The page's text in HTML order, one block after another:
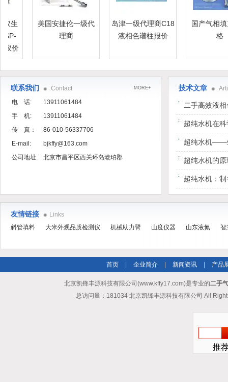
生
价
美国安捷伦一级代
理商
岛津一级代理商C18
液相色谱柱报价
国产气相填
联系我们 Contact MORE+
电 话:
13911061484
手 机:
13911061484
传 真：
86-010-56337706
E-mail:
bjkffy@163.com
公司地址:
北京市昌平区西关环岛琥珀郡
技术文章
二手高效液
明智选择
超纯水机在
超纯水机——
超纯水机的
超纯水机：
友情链接
Links
斜管填料
大米外观品质检测仪 机械助力臂 山度仪器 山东液氮 智
首页 企业简介 新闻资讯 产品
北京凯锋丰源科技有限公司(www.kffy17.com)是专业的二手
总访问量：181034 北京凯锋丰源科技有限公司 All
推